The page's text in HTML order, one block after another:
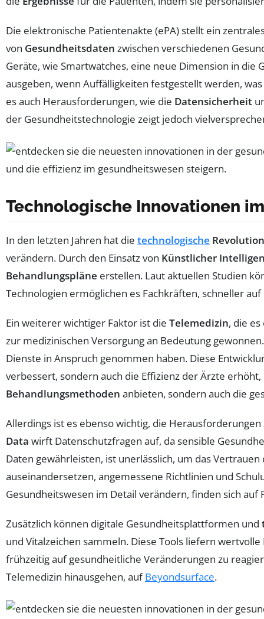
Die elektronische Patientenakte (ePA) stellt ein
von Gesundheitsdaten zwischen verschiedenen
Geräte, wie Smartwatches, eine neue Dimension in
ausgeben, wenn Auffälligkeiten festgestellt werden,
es auch Herausforderungen, wie die Datensicherheit
der Gesundheitstechnologie zeigt jedoch
Technologische Innovationen
In den letzten Jahren hat die technologische Revolution
verändern. Durch den Einsatz von Künstlicher
Behandlungspläne erstellen. Laut aktuellen Studien
Technologien ermöglichen es Fachkräften, schneller
Ein weiterer wichtiger Faktor ist die Telemedizin, die
zur medizinischen Versorgung an Bedeutung
Dienste in Anspruch genommen haben. Diese
verbessert, sondern auch die Effizienz der Ärzte
Behandlungsmethoden anbieten, sondern auch die
Allerdings ist es ebenso wichtig, die
Data wirft Datenschutzfragen auf, da sensible
Daten gewährleisten, ist unerlässlich, um das
auseinandersetzen, angemessene Richtlinien und
Gesundheitswesen im Detail verändern, finden sich
Zusätzlich können digitale Gesundheitsplattformen und
und Vitalzeichen sammeln. Diese Tools liefern
frühzeitig auf gesundheitliche Veränderungen zu
Telemedizin hinausgehen, aufBeyondsurface.